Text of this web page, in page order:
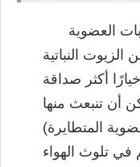
العضوية
النباتية
أكثر صداقة
أن تنبعث منها
المتطايرة)